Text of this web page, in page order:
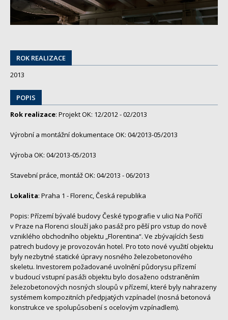
ROK REALIZACE
2013
POPIS
Rok realizace: Projekt OK: 12/2012 - 02/2013
Výrobní a montážní dokumentace OK: 04/2013-05/2013
Výroba OK: 04/2013-05/2013
Stavební práce, montáž OK: 04/2013 - 06/2013
Lokalita: Praha 1 - Florenc, Česká republika
Popis: Přízemí bývalé budovy České typografie v ulici Na Poříčí
v Praze na Florenci slouží jako pasáž pro pěší pro vstup do nově
vzniklého obchodního objektu „Florentina“. Ve zbývajících šesti
patrech budovy je provozován hotel. Pro toto nové využití objektu
byly nezbytné statické úpravy nosného železobetonového
skeletu. Investorem požadované uvolnění půdorysu přízemí
v budoucí vstupní pasáži objektu bylo dosaženo odstraněním
železobetonových nosných sloupů v přízemí, které byly nahrazeny
systémem kompozitních předpjatých vzpínadel (nosná betonová
konstrukce ve spolupůsobení s ocelovým vzpínadlem).